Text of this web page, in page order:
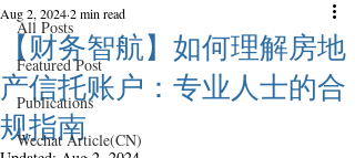
All Posts
Featured Post
Publications
Wechat Article(CN)
【财务智航】如何理解房地
产信托账户：专业人士的合
规指南
Aug 2, 20242 min read